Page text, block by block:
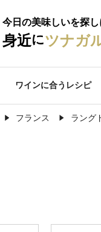
今日の美味しいを探し
身近にツナガ
ワインに合うレシピ
フランス ラング